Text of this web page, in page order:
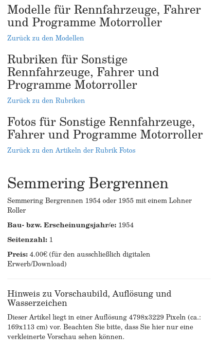
Modelle für Rennfahrzeuge, Fahrer
und Programme Motorroller
Zurück zu den Modellen
Rubriken für Sonstige
Rennfahrzeuge, Fahrer und
Programme Motorroller
Zurück zu den Rubriken
Fotos für Sonstige Rennfahrzeuge,
Fahrer und Programme Motorroller
Zurück zu den Artikeln der Rubrik Fotos
Semmering Bergrennen
Semmering Bergrennen 1954 oder 1955 mit einem Lohner
Roller
Bau- bzw. Erscheinungsjahr/e: 1954
Seitenzahl: 1
Preis:4.00€ (für den ausschließlich digitalen
Erwerb/Download)
Hinweis zu Vorschaubild, Auflösung und
Wasserzeichen
Dieser Artikel liegt in einer Auflösung 4798x3229 Pixeln (ca.:
169x113 cm) vor. Beachten Sie bitte, dass Sie hier nur eine
verkleinerte Vorschau sehen können.